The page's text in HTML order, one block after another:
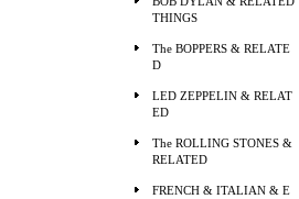
THINGS
The BOPPERS & RELATE
D
LED ZEPPELIN & RELAT
ED
The ROLLING STONES &
RELATED
FRENCH & ITALIAN & E